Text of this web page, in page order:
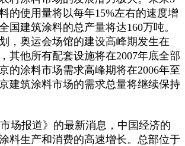
的使用量将以每年15%左右的速度增
国建筑涂料的总产量将达160万吨。
，奥运会场馆的建设高峰期发生在
其他所有配套设施将在2007年底全部
的涂料市场需求高峰期将在2006年至
建筑涂料市场的需求总量将继续保持
场报道》的最新消息，中国经济的
料生产和消费的高速增长。总部位于